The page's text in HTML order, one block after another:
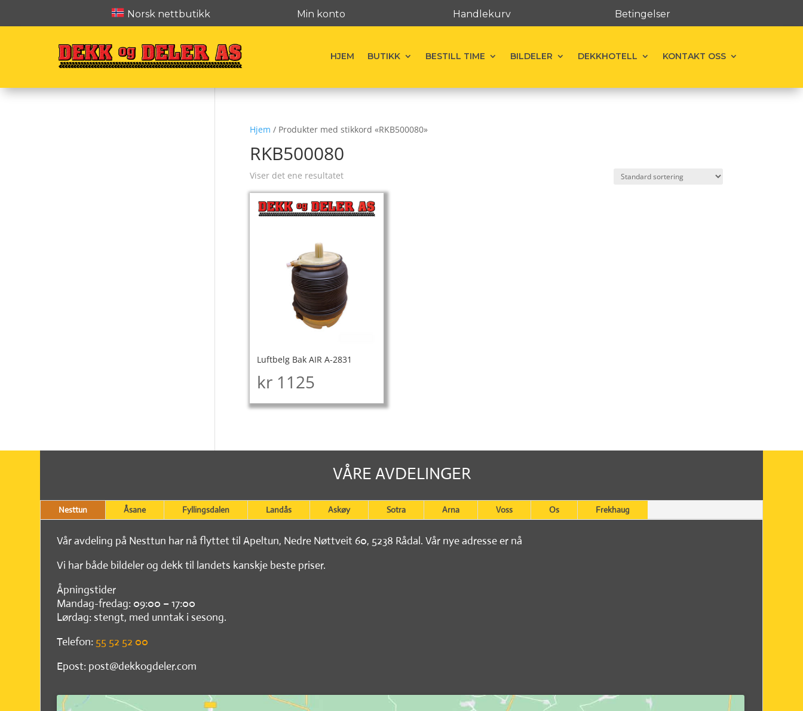
Norsk nettbutikk Min konto Handlekurv Betingelser
HJEM BUTIKK BESTILL TIME BILDELER DEKKHOTELL KONTAKT OSS
Hjem / Produkter med stikkord «RKB500080»
RKB500080
Viser det ene resultatet
Luftbelg Bak AIR A-2831
kr1125
VÅRE AVDELINGER
Nesttun Åsane Fyllingsdalen Landås Askøy Sotra Arna Voss Os Frekhaug
Vår avdeling på Nesttun har nå flyttet til Apeltun, Nedre Nøttveit 60, 5238 Rådal. Vår nye adresse er nå
Vi har både bildeler og dekk til landets kanskje beste priser.
Åpningstider
Mandag-fredag: 09:00 – 17:00
Lørdag: stengt, med unntak i sesong.
Telefon: 55 52 52 00
Epost: post@dekkogdeler.com